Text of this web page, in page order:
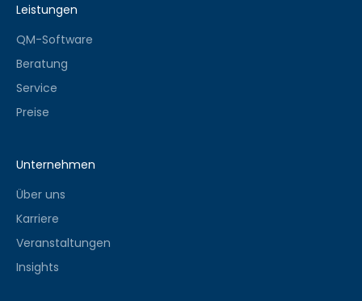
Leistungen
QM-Software
Beratung
Service
Preise
Unternehmen
Über uns
Karriere
Veranstaltungen
Insights